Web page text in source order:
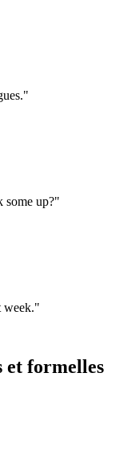
"
up?"
week."
et formelles